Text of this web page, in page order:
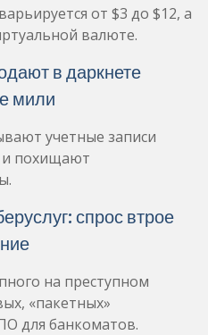
от $3 до $12, а
валюте.
в даркнете
мили
учетные записи
и похищают
спрос втрое
на преступном
«пакетных»
для банкоматов.